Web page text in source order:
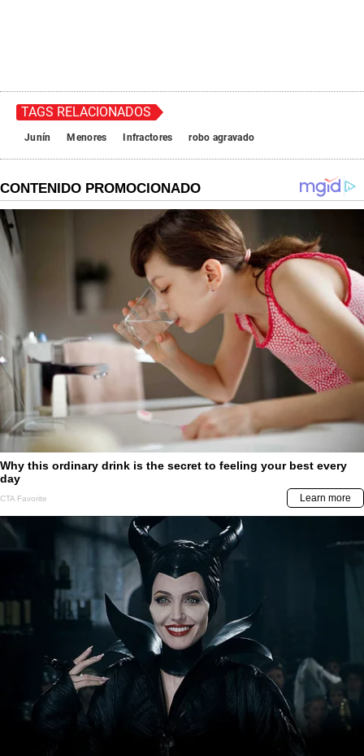
TAGS RELACIONADOS
Junín Menores Infractores robo agravado